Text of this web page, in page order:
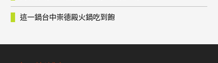
這一鍋台中崇德殿火鍋吃到飽